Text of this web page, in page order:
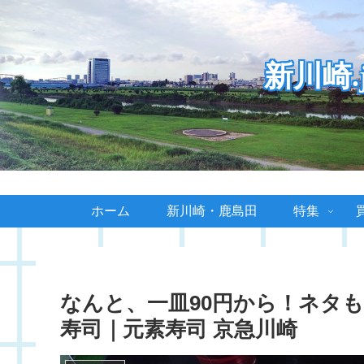
新川崎
ホーム 新川崎・鹿島田 特集
なんと、一皿90円から！ネタ
寿司｜元素寿司 京急川崎